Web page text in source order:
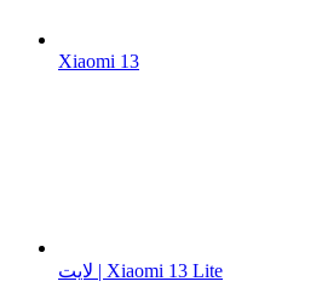
Xiaomi 13
لايت | Xiaomi 13 Lite